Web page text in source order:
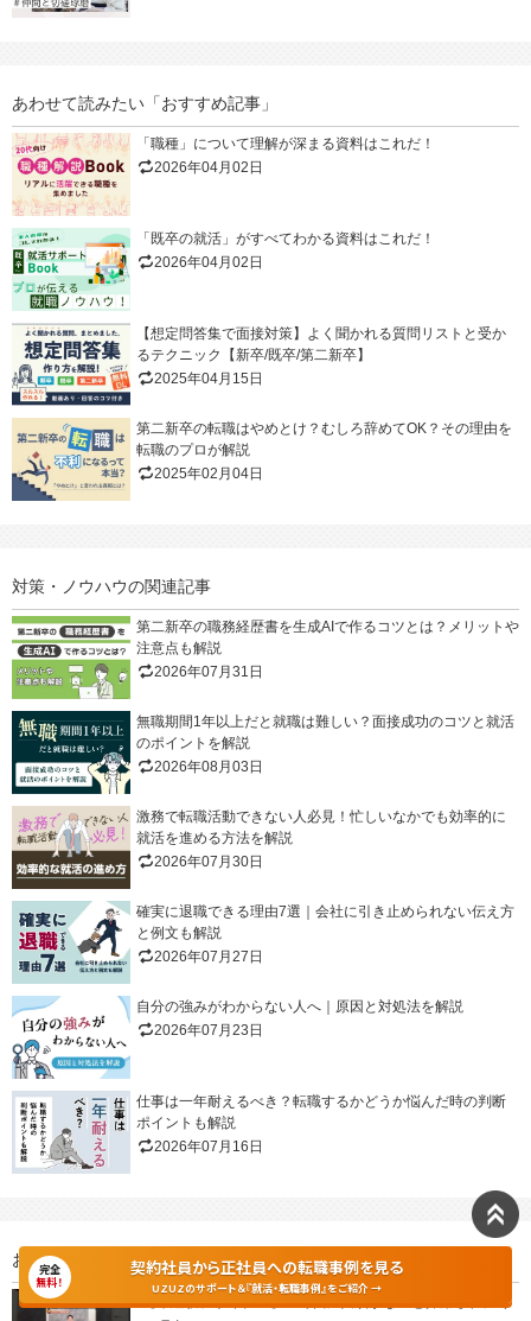
あわせて読みたい「おすすめ記事」
「職種」について理解が深まる資料はこれだ！
2026年04月02日
「既卒の就活」がすべてわかる資料はこれだ！
2026年04月02日
【想定問答集で面接対策】よく聞かれる質問リストと受か
るテクニック【新卒/既卒/第二新卒】
2025年04月15日
第二新卒の転職はやめとけ？むしろ辞めてOK？その理由を
転職のプロが解説
2025年02月04日
対策・ノウハウの関連記事
第二新卒の職務経歴書を生成AIで作るコツとは？メリットや
注意点も解説
2026年07月31日
無職期間1年以上だと就職は難しい？面接成功のコツと就活
のポイントを解説
2026年08月03日
激務で転職活動できない人必見！忙しいなかでも効率的に
就活を進める方法を解説
2026年07月30日
確実に退職できる理由7選｜会社に引き止められない伝え方
と例文も解説
2026年07月27日
自分の強みがわからない人へ｜原因と対処法を解説
2026年07月23日
仕事は一年耐えるべき？転職するかどうか悩んだ時の判断
ポイントも解説
2026年07月16日
おすすめの動画
【未経験デザイナー】AI時代に実績がないと採用されにく
完全
無料！
契約社員から正社員への転職事例を見る
UZUZのサポート＆『就活・転職事例』をご紹介 →